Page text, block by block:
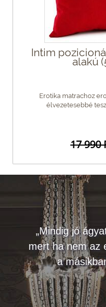
Intim
alakú
Erotika matrachoz
élvezetesebbé
17 990
„Mindig jó
mert ha nem az
a